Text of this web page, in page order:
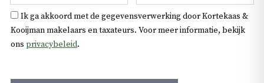
Ik ga akkoord met de gegevensverwerking door Kortekaas &
Kooijman makelaars en taxateurs. Voor meer informatie, bekijk
ons privacybeleid.